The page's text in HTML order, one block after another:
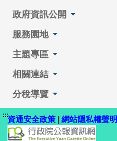
政府資訊公開
服務園地
主題專區
相關連結
分稅導覽
:::資通安全政策 網站隱私權聲明